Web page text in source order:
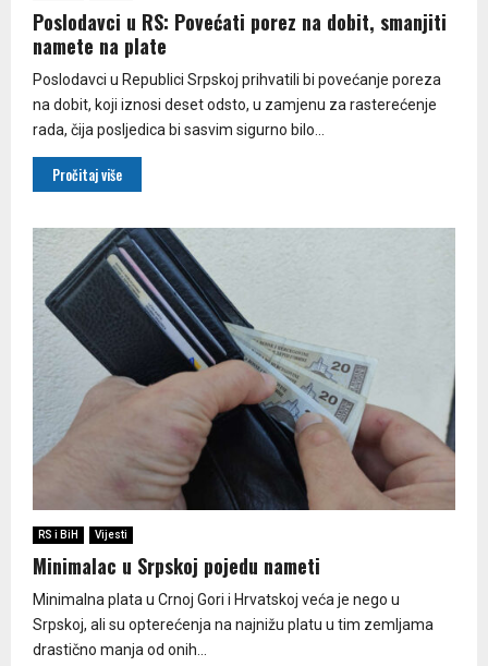
Poslodavci u RS: Povećati porez na dobit, smanjiti
namete na plate
Poslodavci u Republici Srpskoj prihvatili bi povećanje poreza
na dobit, koji iznosi deset odsto, u zamjenu za rasterećenje
rada, čija posljedica bi sasvim sigurno bilo...
Pročitaj više
RS i BiH Vijesti
Minimalac u Srpskoj pojedu nameti
Minimalna plata u Crnoj Gori i Hrvatskoj veća je nego u
Srpskoj, ali su opterećenja na najnižu platu u tim zemljama
drastično manja od onih...